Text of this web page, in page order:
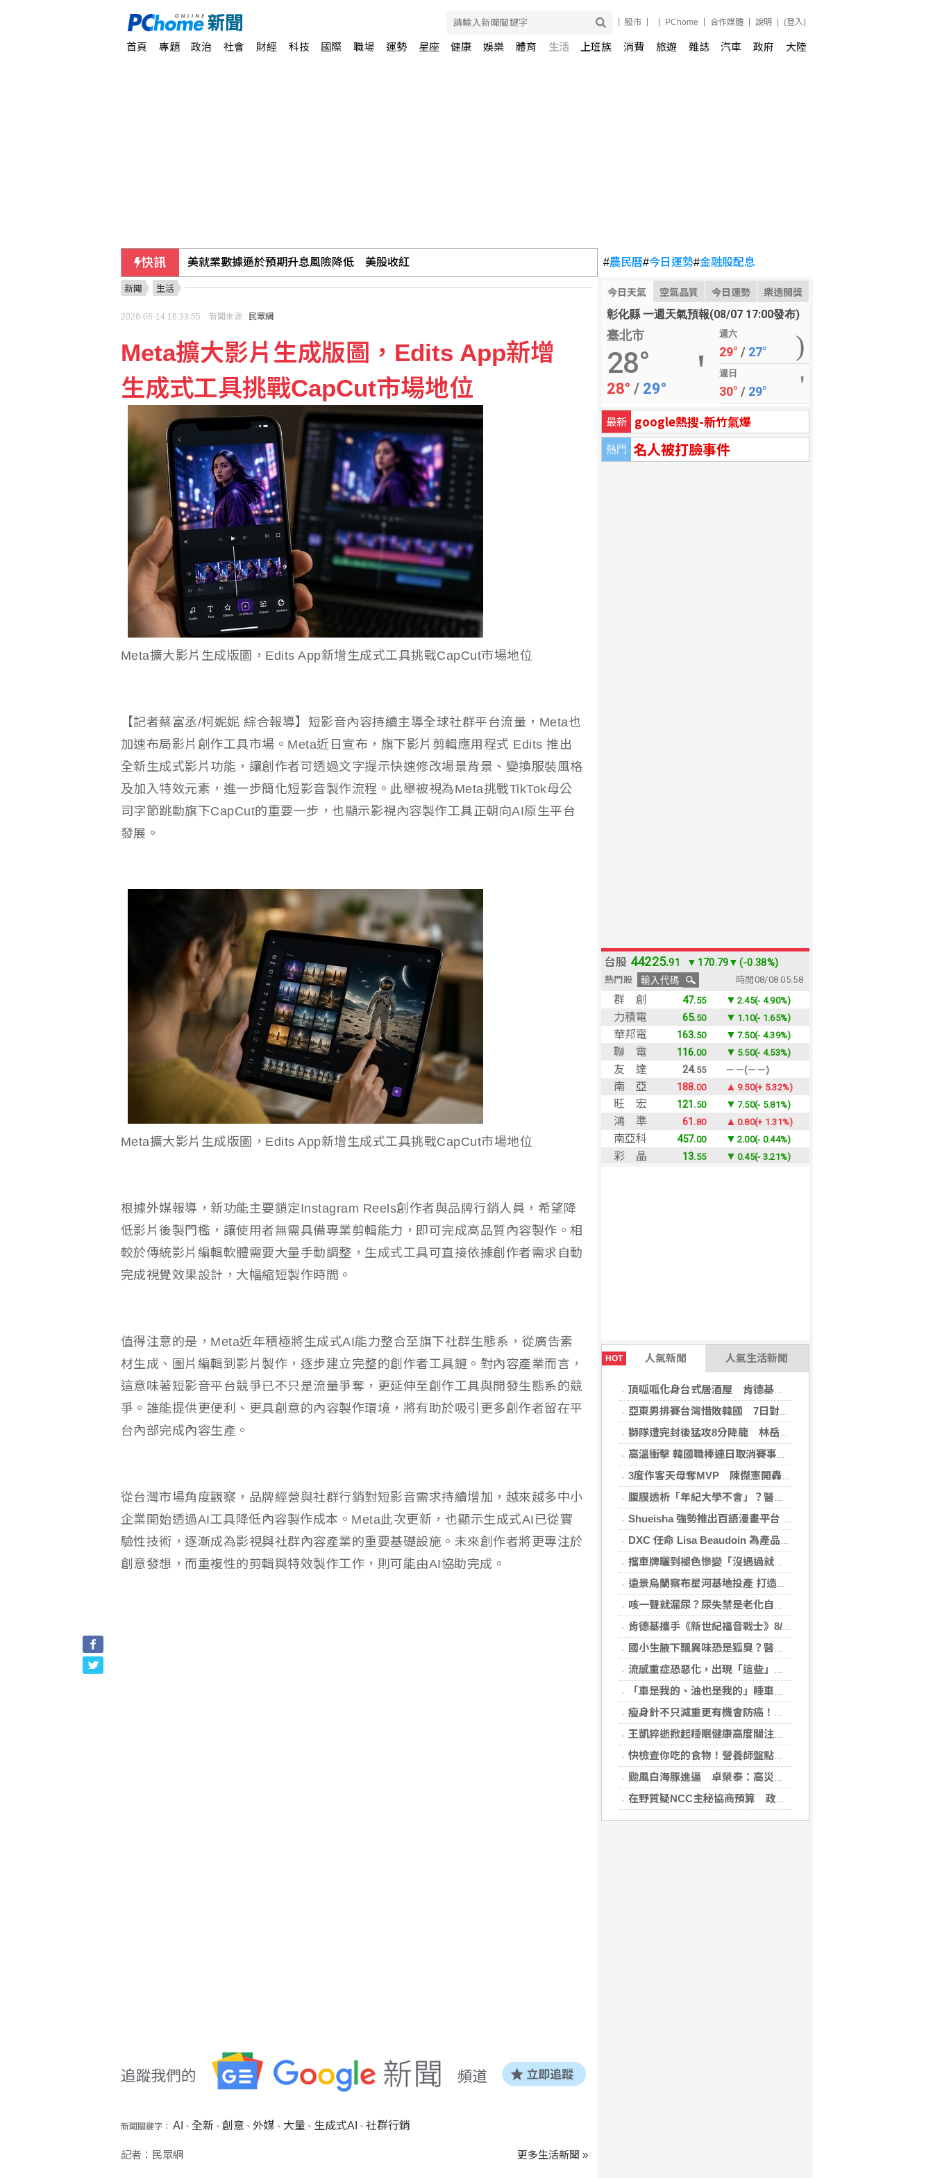
股市 PChome 合作媒體 說明 (登入)
首頁 專題 政治 社會 財經 科技 國際 職場 運勢 星座 健康 娛樂 體育 生活 上班族 消費 旅遊 雜誌 汽車 政府 大陸
快訊 美參院通過對俄制裁案 川普可課俄商品最高500%關稅 #農民曆#今日運勢#金融股配息
今日天氣 空氣品質 今日運勢 樂透開獎
彰化縣 一週天氣預報(08/07 17:00發布)
臺北市
28°
28° / 29°
週六
29° / 27°
週日
30° / 29°
最新 google熱搜-新竹氣爆
熱門 名人被打臉事件
HOT 人氣新聞 人氣生活新聞
頂呱呱化身台式居酒屋 肯德基聯名EVA攻漫迷
亞東男排賽台灣惜敗韓國 7日對戰日本拚4強
獅隊遭完封後猛攻8分降龍 林岳平：總是要發揮
高溫衝擊 韓國職棒連日取消賽事、11日起晚間7時開打
3度作客天母奪MVP 陳傑憲開轟擊退雙殺心魔
腹膜透析「年紀大學不會」？醫：年齡並非限制 評估還要看3面向
Shueisha 強勢推出百語漫畫平台 MANGA MILLION 大舉進軍全球市場
DXC 任命 Lisa Beaudoin 為產品總監，以加速產品導向型增長
擋車牌曬到褪色慘變「沒遇過就好了」！崔始源親朝聖崩潰喊：記得常換照片
遠景烏蘭察布星河基地投產 打造吉瓦級AI基礎設施新模式
咳一聲就漏尿？尿失禁是老化自然現象？醫揭：不同尿失禁的治療方式
肯德基攜手《新世紀福音戰士》8/11霸脆覺醒 首度跨界台灣速食品牌！
國小生腋下飄異味恐是狐臭？醫：若伴青春期徵象應評估性早熟
流感重症恐惡化，出現「這些」症狀別再等！醫籲：別因非流感季就掉以輕心
「車是我的、油也是我的」睡車竟被收住宿費 官方一句話打臉飯店
瘦身針不只減重更有機會防癌！無糖尿病肥胖者使用GLP-1藥物 罹癌風險顯著下降
王凱猝逝掀起睡眠健康高度關注！醫籲：最危險的不是熬夜，而是「這個」錯覺
快檢查你吃的食物！營養師盤點「5大反式脂肪來源」跟你想的不同
颱風白海豚進逼 卓榮泰：高災害潛勢區加強預防性整備
在野質疑NCC主秘協商預算 政院：委員全出缺所致
新聞 生活
2026-06-14 16:33:55 新聞來源 : 民眾網
Meta擴大影片生成版圖，Edits App新增
生成式工具挑戰CapCut市場地位
Meta擴大影片生成版圖，Edits App新增生成式工具挑戰CapCut市場地位
【記者蔡富丞/柯妮妮 綜合報導】短影音內容持續主導全球社群平台流量，Meta也
加速布局影片創作工具市場。Meta近日宣布，旗下影片剪輯應用程式 Edits 推出
全新生成式影片功能，讓創作者可透過文字提示快速修改場景背景、變換服裝風格
及加入特效元素，進一步簡化短影音製作流程。此舉被視為Meta挑戰TikTok母公
司字節跳動旗下CapCut的重要一步，也顯示影視內容製作工具正朝向AI原生平台
發展。
Meta擴大影片生成版圖，Edits App新增生成式工具挑戰CapCut市場地位
根據外媒報導，新功能主要鎖定Instagram Reels創作者與品牌行銷人員，希望降
低影片後製門檻，讓使用者無需具備專業剪輯能力，即可完成高品質內容製作。相
較於傳統影片編輯軟體需要大量手動調整，生成式工具可直接依據創作者需求自動
完成視覺效果設計，大幅縮短製作時間。
值得注意的是，Meta近年積極將生成式AI能力整合至旗下社群生態系，從廣告素
材生成、圖片編輯到影片製作，逐步建立完整的創作者工具鏈。對內容產業而言，
這意味著短影音平台競爭已不只是流量爭奪，更延伸至創作工具與開發生態系的競
爭。誰能提供更便利、更具創意的內容製作環境，將有助於吸引更多創作者留在平
台內部完成內容生產。
從台灣市場角度觀察，品牌經營與社群行銷對短影音需求持續增加，越來越多中小
企業開始透過AI工具降低內容製作成本。Meta此次更新，也顯示生成式AI已從實
驗性技術，逐漸成為影視與社群內容產業的重要基礎設施。未來創作者將更專注於
創意發想，而重複性的剪輯與特效製作工作，則可能由AI協助完成。
新聞關鍵字： AI 、 全新 、 創意 、 外媒 、 大量 、 生成式AI 、 社群行銷
記者：民眾網 更多生活新聞 »